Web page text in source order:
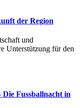
der Region
und
Unterstützung für den
Fussballnacht in